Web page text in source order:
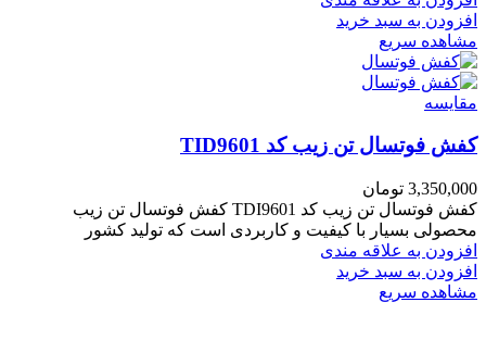
افزودن به سبد خرید
مشاهده سریع
مقایسه
کفش فوتسال تن زیب کد TID9601
3,350,000 تومان
کفش فوتسال تن زیب کد TDI9601 کفش فوتسال تن زیب
محصولی بسیار با کیفیت و کاربردی است که تولید کشور
افزودن به علاقه مندی
افزودن به سبد خرید
مشاهده سریع